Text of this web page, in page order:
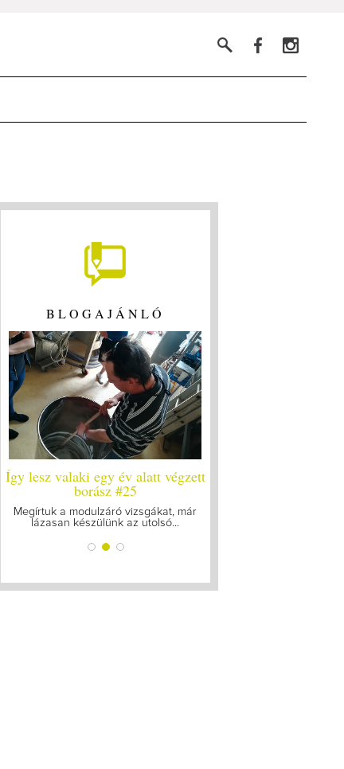
BLOGAJÁNLÓ
Így lesz valaki egy év alatt végzett
borász #25
Megírtuk a modulzáró vizsgákat, már
lázasan készülünk az utolsó...